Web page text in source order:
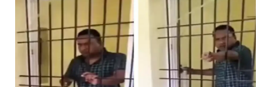
ट्रॅव्हल
खाना